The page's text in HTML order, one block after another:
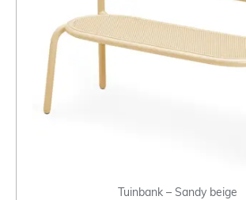
Tuinbank – Sandy beige